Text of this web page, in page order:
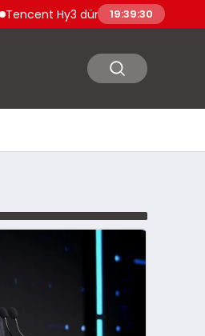
Hy3 dünya genelinde kullanıma
19:39:31